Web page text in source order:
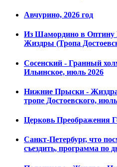
Авчурино, 2026 год
Из Шамордино в Оптину
Жиздры (Тропа
Сосенский - Гранный
Ильинское, июль 2026
Нижние Прыски -
тропе Достоевского,
Церковь Преображения
Санкт-Петербург, что
съездить, программа по